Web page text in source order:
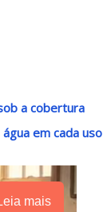
a cobertura
em cada uso
mais